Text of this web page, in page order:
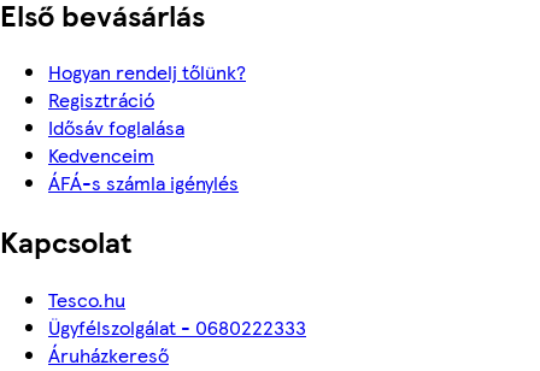
Első bevásárlás
Hogyan rendelj tőlünk?
Regisztráció
Idősáv foglalása
Kedvenceim
ÁFÁ-s számla igénylés
Kapcsolat
Tesco.hu
Ügyfélszolgálat - 0680222333
Áruházkereső